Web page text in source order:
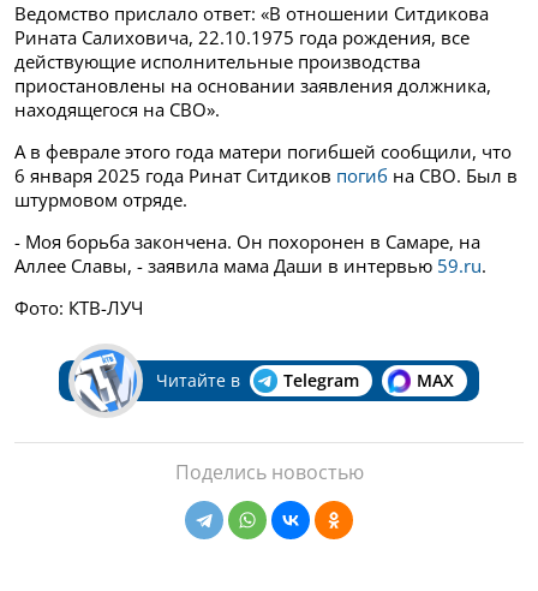
Ведомство прислало ответ: «В отношении Ситдикова
Рината Салиховича, 22.10.1975 года рождения, все
действующие исполнительные производства
приостановлены на основании заявления должника,
находящегося на СВО».
А в феврале этого года матери погибшей сообщили, что
6 января 2025 года Ринат Ситдиков погиб на СВО. Был в
штурмовом отряде.
- Моя борьба закончена. Он похоронен в Самаре, на
Аллее Славы, - заявила мама Даши в интервью 59.ru.
Фото: КТВ-ЛУЧ
Читайте в Telegram MAX
Поделись новостью